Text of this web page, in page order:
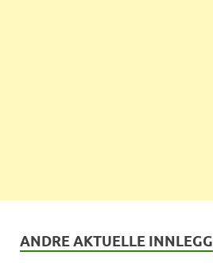
ANDRE AKTUELLE INNLEGG